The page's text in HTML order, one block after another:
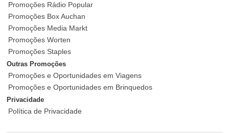
Promoções Rádio Popular
Promoções Box Auchan
Promoções Media Markt
Promoções Worten
Promoções Staples
Outras Promoções
Promoções e Oportunidades em Viagens
Promoções e Oportunidades em Brinquedos
Privacidade
Política de Privacidade